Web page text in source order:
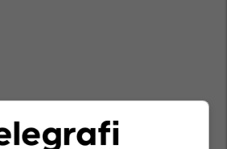
milionë euro mes dyshimeve